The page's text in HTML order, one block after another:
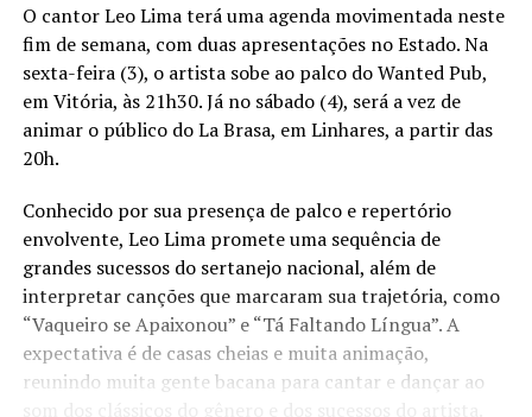
O cantor Leo Lima terá uma agenda movimentada neste
fim de semana, com duas apresentações no Estado. Na
sexta-feira (3), o artista sobe ao palco do Wanted Pub,
em Vitória, às 21h30. Já no sábado (4), será a vez de
animar o público do La Brasa, em Linhares, a partir das
20h.
Conhecido por sua presença de palco e repertório
envolvente, Leo Lima promete uma sequência de
grandes sucessos do sertanejo nacional, além de
interpretar canções que marcaram sua trajetória, como
“Vaqueiro se Apaixonou” e “Tá Faltando Língua”. A
expectativa é de casas cheias e muita animação,
reunindo muita gente bacana para cantar e dançar ao